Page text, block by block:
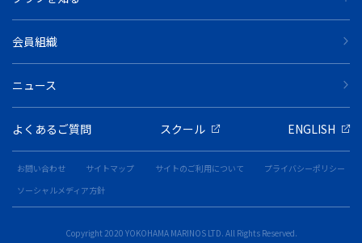
会員組織
ニュース
よくあるご質問 スクール ENGLISH
お問い合わせ サイトマップ サイトのご利用について
プライバシーポリシー
ソーシャルメディア方針
Copyright 2020 YOKOHAMA MARINOS LTD. All Rights Reserved.